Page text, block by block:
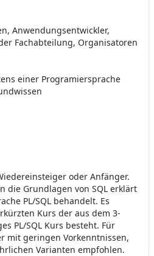
Anwendungsentwickler,
Fachabteilung, Organisatoren
einer Programiersprache
oder Anfänger.
die Grundlagen von SQL erklärt
PL/SQL behandelt. Es
Kurs der aus dem 3-
PL/SQL Kurs besteht. Für
mit geringen Vorkenntnissen,
Varianten empfohlen.